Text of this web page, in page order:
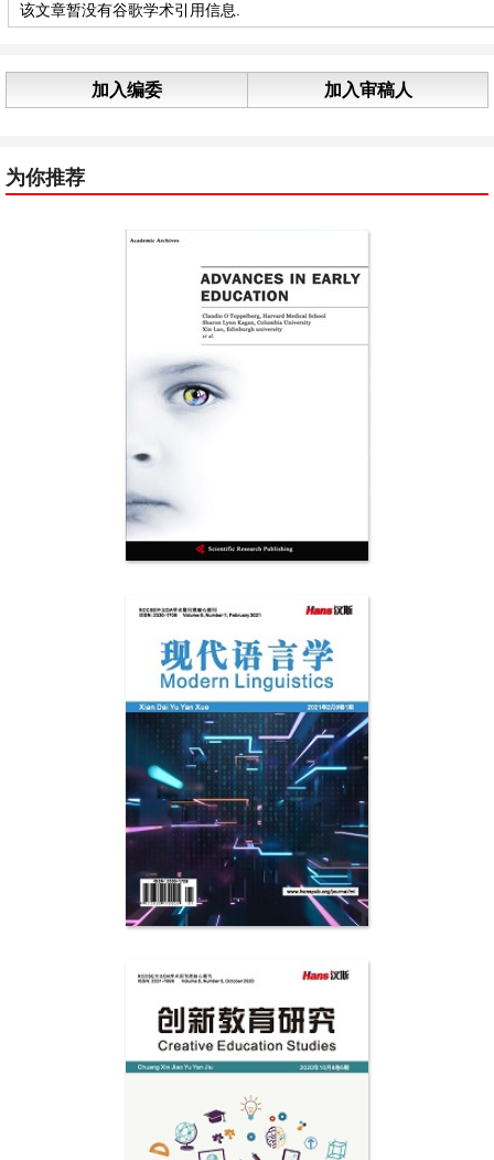
该文章暂没有谷歌学术引用信息.
加入编委 加入审稿人
为你推荐